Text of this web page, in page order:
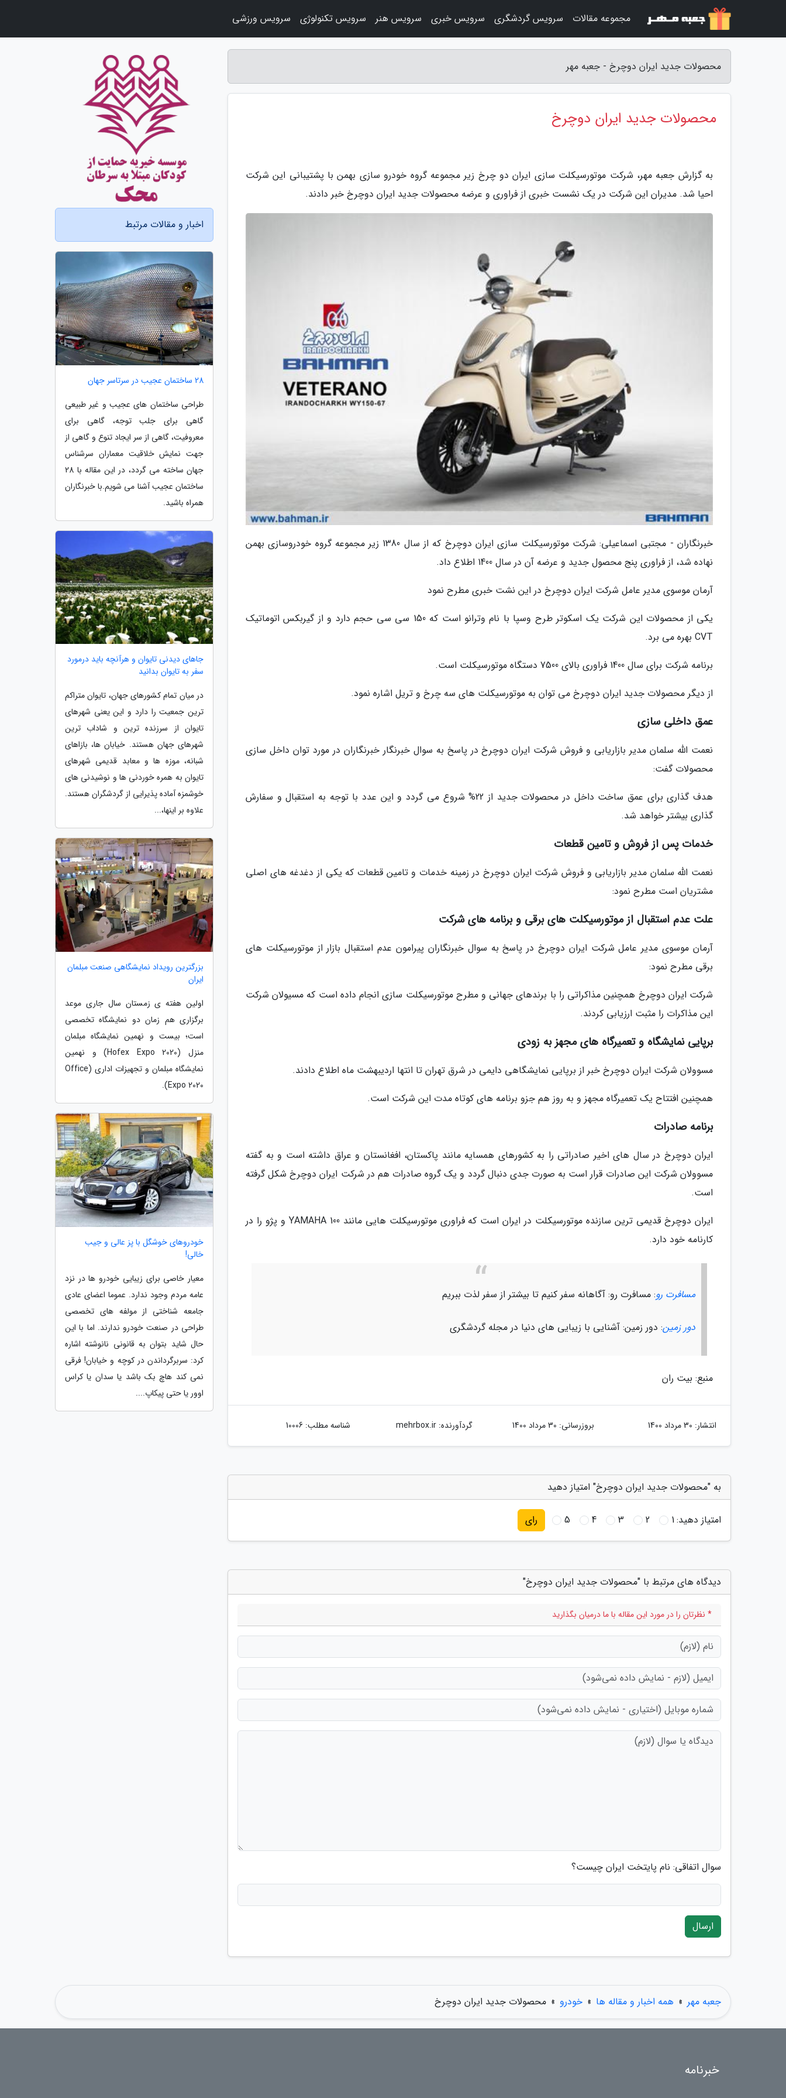
محصولات جدید ایران دوچرخ - جعبه مهر
محصولات جدید ایران دوچرخ
به گزارش جعبه مهر، شرکت موتورسیکلت سازی ایران دو چرخ زیر مجموعه گروه خودرو سازی بهمن با پشتیبانی این شرکت
احیا شد. مدیران این شرکت در یک نشست خبری از فراوری و عرضه محصولات جدید ایران دوچرخ خبر دادند.
خبرنگاران - مجتبی اسماعیلی: شرکت موتورسیکلت سازی ایران دوچرخ که از سال 1380 زیر مجموعه گروه خودروسازی بهمن
نهاده شد، از فراوری پنج محصول جدید و عرضه آن در سال 1400 اطلاع داد.
آرمان موسوی مدیر عامل شرکت ایران دوچرخ در این نشت خبری مطرح نمود
یکی از محصولات این شرکت یک اسکوتر طرح وسپا با نام وترانو است که 150 سی سی حجم دارد و از گیربکس اتوماتیک
CVT بهره می برد.
برنامه شرکت برای سال 1400 فراوری بالای 7500 دستگاه موتورسیکلت است.
از دیگر محصولات جدید ایران دوچرخ می توان به موتورسیکلت های سه چرخ و تریل اشاره نمود.
عمق داخلی سازی
نعمت الله سلمان مدیر بازاریابی و فروش شرکت ایران دوچرخ در پاسخ به سوال خبرنگار خبرنگاران در مورد توان داخل سازی
محصولات گفت:
هدف گذاری برای عمق ساخت داخل در محصولات جدید از 22% شروع می گردد و این عدد با توجه به استقبال و سفارش
گذاری بیشتر خواهد شد.
خدمات پس از فروش و تامین قطعات
نعمت الله سلمان مدیر بازاریابی و فروش شرکت ایران دوچرخ در زمینه خدمات و تامین قطعات که یکی از دغدغه های اصلی
مشتریان است مطرح نمود:
علت عدم استقبال از موتورسیکلت های برقی و برنامه های شرکت
آرمان موسوی مدیر عامل شرکت ایران دوچرخ در پاسخ به سوال خبرنگاران پیرامون عدم استقبال بازار از موتورسیکلت های
برقی مطرح نمود:
شرکت ایران دوچرخ همچنین مذاکراتی را با برندهای جهانی و مطرح موتورسیکلت سازی انجام داده است که مسیولان شرکت
این مذاکرات را مثبت ارزیابی کردند.
برپایی نمایشگاه و تعمیرگاه های مجهز به زودی
مسوولان شرکت ایران دوچرخ خبر از برپایی نمایشگاهی دایمی در شرق تهران تا انتها اردیبهشت ماه اطلاع دادند.
همچنین افتتاح یک تعمیرگاه مجهز و به روز هم جزو برنامه های کوتاه مدت این شرکت است.
برنامه صادرات
ایران دوچرخ در سال های اخیر صادراتی را به کشورهای همسایه مانند پاکستان، افغانستان و عراق داشته است و به گفته
مسوولان شرکت این صادرات قرار است به صورت جدی دنبال گردد و یک گروه صادرات هم در شرکت ایران دوچرخ شکل گرفته
است.
ایران دوچرخ قدیمی ترین سازنده موتورسیکلت در ایران است که فراوری موتورسیکلت هایی مانند YAMAHA 100 و پژو را در
کارنامه خود دارد.
مسافرت رو: مسافرت رو: آگاهانه سفر کنیم تا بیشتر از سفر لذت ببریم
دور زمین: دور زمین: آشنایی با زیبایی های دنیا در مجله گردشگری
منبع: بیت ران
انتشار: 30 مرداد 1400 بروزرسانی: 30 مرداد 1400 گردآورنده:mehrbox.ir شناسه مطلب: 10006
به "محصولات جدید ایران دوچرخ" امتیاز دهید
امتیاز دهید:1
2
3
4
5 رای
دیدگاه های مرتبط با "محصولات جدید ایران دوچرخ"
* نظرتان را در مورد این مقاله با ما درمیان بگذارید
سوال اتفاقی: نام پایتخت ایران چیست؟
ارسال
اخبار و مقالات مرتبط
28 ساختمان عجیب در سرتاسر جهان
طراحی ساختمان های عجیب و غیر طبیعی
گاهی برای جلب توجه، گاهی برای
معروفیت، گاهی از سر ایجاد تنوع و گاهی از
جهت نمایش خلاقیت معماران سرشناس
جهان ساخته می گردد، در این مقاله با 28
ساختمان عجیب آشنا می شویم.با خبرنگاران
همراه باشید.
جاهای دیدنی تایوان و هرآنچه باید درمورد
سفر به تایوان بدانید
در میان تمام کشورهای جهان، تایوان متراکم
ترین جمعیت را دارد و این یعنی شهرهای
تایوان از سرزنده ترین و شاداب ترین
شهرهای جهان هستند. خیابان ها، بازاهای
شبانه، موزه ها و معابد قدیمی شهرهای
تایوان به همره خوردنی ها و نوشیدنی های
خوشمزه آماده پذیرایی از گردشگران هستند.
علاوه بر اینها،...
بزرگترین رویداد نمایشگاهی صنعت مبلمان
ایران
اولین هفته ی زمستان سال جاری موعد
برگزاری هم زمان دو نمایشگاه تخصصی
است؛ بیست و نهمین نمایشگاه مبلمان
منزل (Hofex Expo 2020) و نهمین
نمایشگاه مبلمان و تجهیزات اداری (Office
Expo 2020).
خودروهای خوشگل با پز عالی و جیب
خالی!
معیار خاصی برای زیبایی خودرو ها در نزد
عامه مردم وجود ندارد. عموما اعضای عادی
جامعه شناختی از مولفه های تخصصی
طراحی در صنعت خودرو ندارند. اما با این
حال شاید بتوان به قانونی نانوشته اشاره
کرد: سربرگرداندن در کوچه و خیابان! فرقی
نمی کند هاچ بک باشد یا سدان یا کراس
اوور یا حتی پیکاپ....
جعبه مهر » همه اخبار و مقاله ها » خودرو » محصولات جدید ایران دوچرخ
مجموعه مقالات سرویس گردشگری سرویس خبری سرویس هنر سرویس تکنولوژی سرویس ورزشی
خبرنامه